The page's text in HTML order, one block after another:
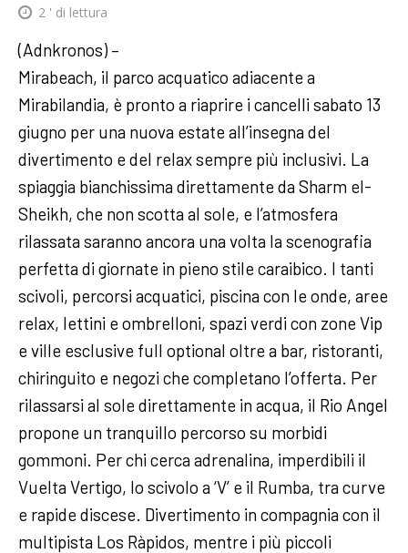
2 ' di lettura
(Adnkronos) –
Mirabeach, il parco acquatico adiacente a
Mirabilandia, è pronto a riaprire i cancelli sabato 13
giugno per una nuova estate all’insegna del
divertimento e del relax sempre più inclusivi. La
spiaggia bianchissima direttamente da Sharm el-
Sheikh, che non scotta al sole, e l’atmosfera
rilassata saranno ancora una volta la scenografia
perfetta di giornate in pieno stile caraibico. I tanti
scivoli, percorsi acquatici, piscina con le onde, aree
relax, lettini e ombrelloni, spazi verdi con zone Vip
e ville esclusive full optional oltre a bar, ristoranti,
chiringuito e negozi che completano l’offerta. Per
rilassarsi al sole direttamente in acqua, il Rio Angel
propone un tranquillo percorso su morbidi
gommoni. Per chi cerca adrenalina, imperdibili il
Vuelta Vertigo, lo scivolo a ‘V’ e il Rumba, tra curve
e rapide discese. Divertimento in compagnia con il
multipista Los Ràpidos, mentre i più piccoli